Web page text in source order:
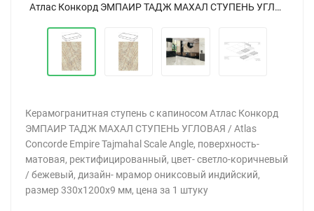
Атлас Конкорд ЭМПАИР ТАДЖ МАХАЛ СТУПЕНЬ УГЛОВАЯ / Atlas Concorde Empire Tajmahal Scale Angle 33x120
Керамогранитная ступень с капиносом Атлас Конкорд
ЭМПАИР ТАДЖ МАХАЛ СТУПЕНЬ УГЛОВАЯ / Atlas
Concorde Empire Tajmahal Scale Angle, поверхность-
матовая, ректифицированный, цвет- светло-коричневый
/ бежевый, дизайн- мрамор ониксовый индийский,
размер 330x1200x9 мм, цена за 1 штуку